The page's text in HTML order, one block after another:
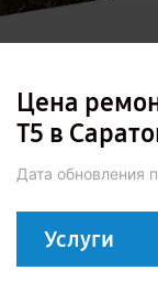
Цена
T5 в
Дата обновления
Услуги